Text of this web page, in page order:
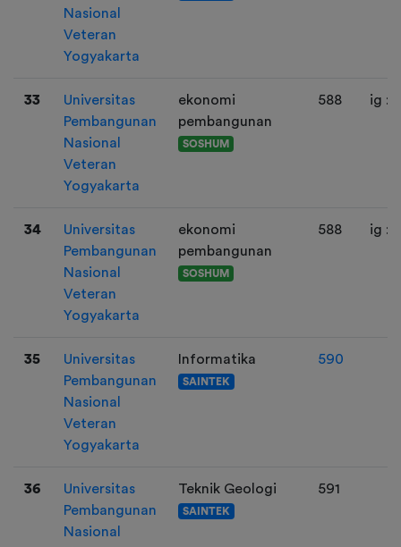
Nasional
Veteran
Yogyakarta
33
Universitas
Pembangunan
Nasional
Veteran
Yogyakarta
ekonomi
pembangunan
SOSHUM
588 ig :
34
Universitas
Pembangunan
Nasional
Veteran
Yogyakarta
ekonomi
pembangunan
SOSHUM
588 ig :
35
Universitas
Pembangunan
Nasional
Veteran
Yogyakarta
Informatika
SAINTEK
590
36
Universitas
Pembangunan
Nasional
Teknik Geologi
SAINTEK
591